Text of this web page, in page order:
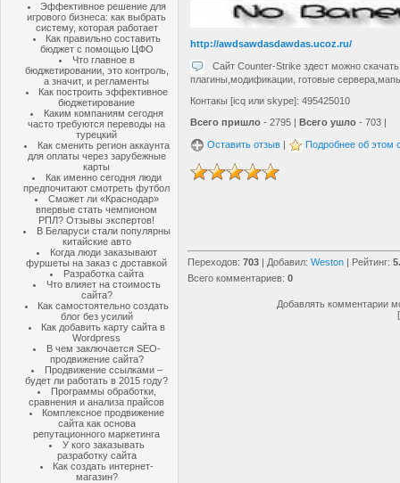
Эффективное решение для
игрового бизнеса: как выбрать
систему, которая работает
Как правильно составить
бюджет с помощью ЦФО
Что главное в
бюджетировании, это контроль,
а значит, и регламенты
Как построить эффективное
бюджетирование
Каким компаниям сегодня
часто требуются переводы на
турецкий
Как сменить регион аккаунта
для оплаты через зарубежные
карты
Как именно сегодня люди
предпочитают смотреть футбол
Сможет ли «Краснодар»
впервые стать чемпионом
РПЛ? Отзывы экспертов!
В Беларуси стали популярны
китайские авто
Когда люди заказывают
фуршеты на заказ с доставкой
Разработка сайта
Что влияет на стоимость
сайта?
Как самостоятельно создать
блог без усилий
Как добавить карту сайта в
Wordpress
В чем заключается SEO-
продвижение сайта?
Продвижение ссылками –
будет ли работать в 2015 году?
Программы обработки,
сравнения и анализа прайсов
Комплексное продвижение
сайта как основа
репутационного маркетинга
У кого заказывать
разработку сайта
Как создать интернет-
магазин?
http://awdsawdasdawdas.ucoz.ru/
Сайт Counter-Strike здест можно скачать
плагины,модификации, готовые
Контакы [icq или skype]: 495425010
Всего пришло - 2795 | Всего ушло - 703 |
Оставить отзыв | Подробнее об этом
Переходов: 703 | Добавил: Weston | Рейтинг:
Всего комментариев: 0
Добавлять комментарии